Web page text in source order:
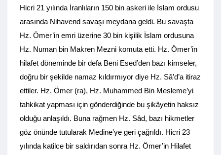
Hicri 21 yılında İranlıların 150 bin askeri ile İslam ordusu
arasında Nihavend savaşı meydana geldi. Bu savaşta
Hz. Ömer’in emri üzerine 30 bin kişilik İslam ordusuna
Hz. Numan bin Makren Mezni komuta etti. Hz. Ömer’in
hilafet döneminde bir defa Beni Esed’den bazı kimseler,
doğru bir şekilde namaz kıldırmıyor diye Hz. Sâ’d’a itiraz
ettiler. Hz. Ömer (ra), Hz. Muhammed Bin Mesleme’yi
tahkikat yapması için gönderdiğinde bu şikâyetin haksız
olduğu anlaşıldı. Buna rağmen Hz. Sâd, bazı hikmetler
göz önünde tutularak Medine’ye geri çağrıldı. Hicri 23
yılında katilce bir saldırıdan sonra Hz. Ömer’in Hilafet